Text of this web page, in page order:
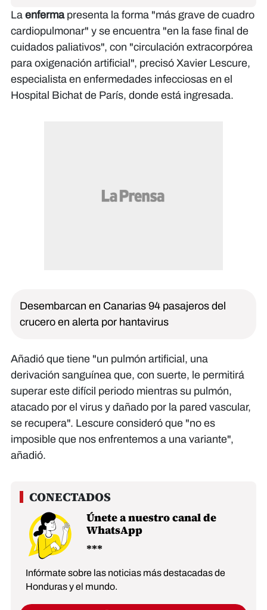
La enferma presenta la forma "más grave de cuadro
cardiopulmonar" y se encuentra "en la fase final de
cuidados paliativos", con "circulación extracorpórea
para oxigenación artificial", precisó Xavier Lescure,
especialista en enfermedades infecciosas en el
Hospital Bichat de París, donde está ingresada.
Desembarcan en Canarias 94 pasajeros del
crucero en alerta por hantavirus
Añadió que tiene "un pulmón artificial, una
derivación sanguínea que, con suerte, le permitirá
superar este difícil periodo mientras su pulmón,
atacado por el virus y dañado por la pared vascular,
se recupera". Lescure consideró que "no es
imposible que nos enfrentemos a una variante",
añadió.
Únete a nuestro canal de
WhatsApp
Infórmate sobre las noticias más destacadas de
Honduras y el mundo.